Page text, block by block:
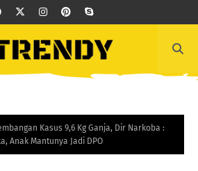
Kasus 9,6 Kg Ganja, Dir Narkoba :
Anak Mantunya Jadi DPO